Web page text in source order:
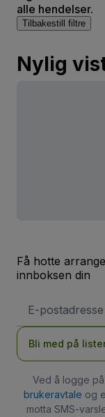
alle hendelser.
Tilbakestill filtre
Nylig
Få hotte
innboksen din
postadresse
Bli med på
Ved å logge
brukeravtale og
motta SMS-